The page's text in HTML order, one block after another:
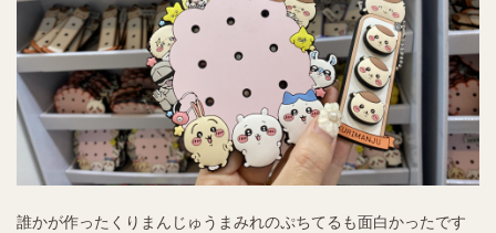
誰かが作ったくりまんじゅうまみれのぷちてるも面白かったです